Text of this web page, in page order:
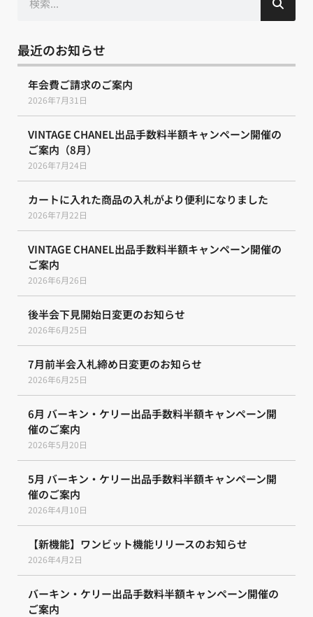
最近のお知らせ
年会費ご請求のご案内
2026年7月31日
VINTAGE CHANEL出品手数料半額キャンペーン開催の
ご案内（8月）
2026年7月24日
カートに入れた商品の入札がより便利になりました
2026年7月22日
VINTAGE CHANEL出品手数料半額キャンペーン開催の
ご案内
2026年6月26日
後半会下見開始日変更のお知らせ
2026年6月25日
7月前半会入札締め日変更のお知らせ
2026年6月25日
6月 バーキン・ケリー出品手数料半額キャンペーン開
催のご案内
2026年5月20日
5月 バーキン・ケリー出品手数料半額キャンペーン開
催のご案内
2026年4月10日
【新機能】ワンビット機能リリースのお知らせ
2026年4月2日
バーキン・ケリー出品手数料半額キャンペーン開催の
ご案内